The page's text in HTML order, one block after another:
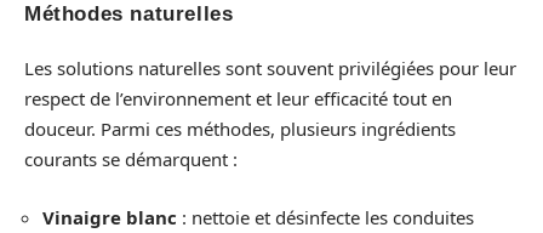
Méthodes naturelles
Les solutions naturelles sont souvent privilégiées pour leur
respect de l’environnement et leur efficacité tout en
douceur. Parmi ces méthodes, plusieurs ingrédients
courants se démarquent :
Vinaigre blanc : nettoie et désinfecte les conduites